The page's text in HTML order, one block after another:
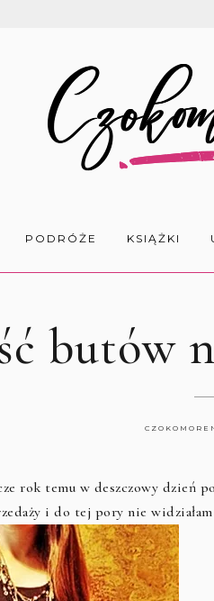
PODRÓŻE KSIĄŻKI
butów
rok temu w deszczowy dzień
i do tej pory nie